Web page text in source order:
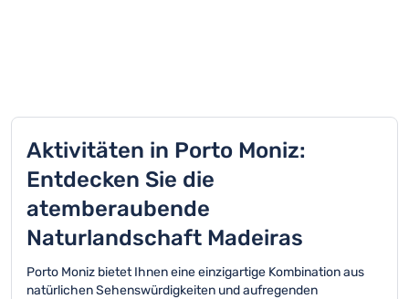
Aktivitäten in Porto Moniz:
Entdecken Sie die
atemberaubende
Naturlandschaft Madeiras
Porto Moniz bietet Ihnen eine einzigartige Kombination aus
natürlichen Sehenswürdigkeiten und aufregenden